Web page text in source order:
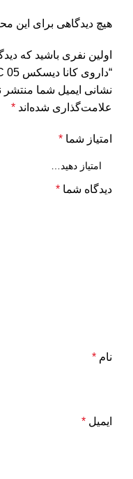
هیچ دیدگاهی برای این
اولین نفری باشید که
“داروی کانا دیسکس DC 05”
نشانی ایمیل شما منتشر
علامت‌گذاری شده‌اند *
امتیاز شما *
دیدگاه شما *
نام *
ایمیل *